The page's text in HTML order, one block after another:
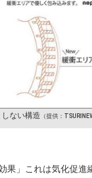
しない構造 （提供：
果」これは気化促